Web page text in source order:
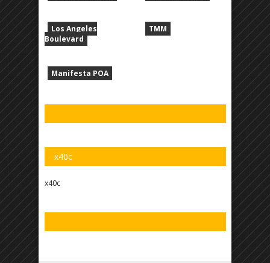
Los Angeles
Boulevard
Manifesta POA
TMM
x40c
x40c